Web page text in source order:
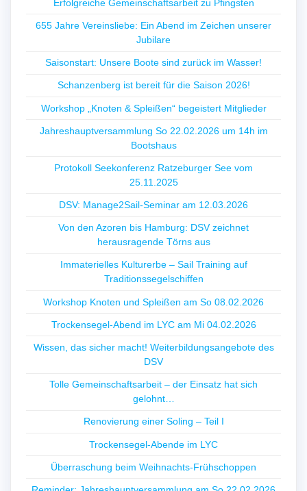
Erfolgreiche Gemeinschaftsarbeit zu Pfingsten
655 Jahre Vereinsliebe: Ein Abend im Zeichen unserer
Jubilare
Saisonstart: Unsere Boote sind zurück im Wasser!
Schanzenberg ist bereit für die Saison 2026!
Workshop „Knoten & Spleißen“ begeistert Mitglieder
Jahreshauptversammlung So 22.02.2026 um 14h im
Bootshaus
Protokoll Seekonferenz Ratzeburger See vom
25.11.2025
DSV: Manage2Sail-Seminar am 12.03.2026
Von den Azoren bis Hamburg: DSV zeichnet
herausragende Törns aus
Immaterielles Kulturerbe – Sail Training auf
Traditionssegelschiffen
Workshop Knoten und Spleißen am So 08.02.2026
Trockensegel-Abend im LYC am Mi 04.02.2026
Wissen, das sicher macht! Weiterbildungsangebote des
DSV
Tolle Gemeinschaftsarbeit – der Einsatz hat sich
gelohnt…
Renovierung einer Soling – Teil I
Trockensegel-Abende im LYC
Überraschung beim Weihnachts-Frühschoppen